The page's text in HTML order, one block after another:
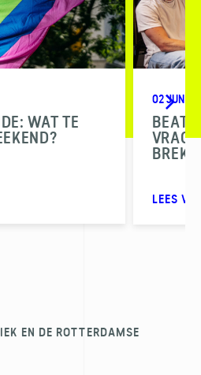
WAT TE
02 JUN
BEAT
LEES
EN DE ROTTERDAMSE